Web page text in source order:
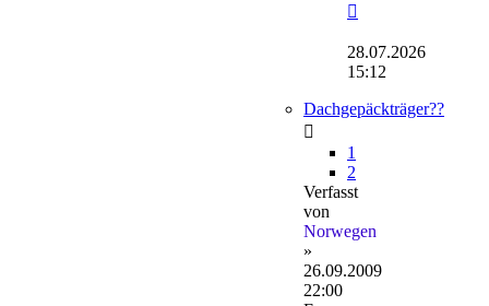
Beitrag
28.07.2026
15:12
Dachgepäckträger??
1
2
Verfasst
von
Norwegen
»
26.09.2009
22:00